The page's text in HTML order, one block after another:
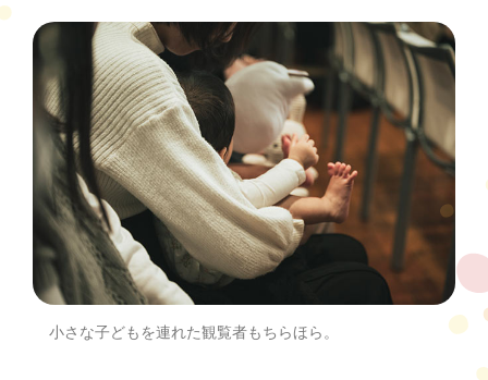
小さな子どもを連れた観覧者もちらほら。